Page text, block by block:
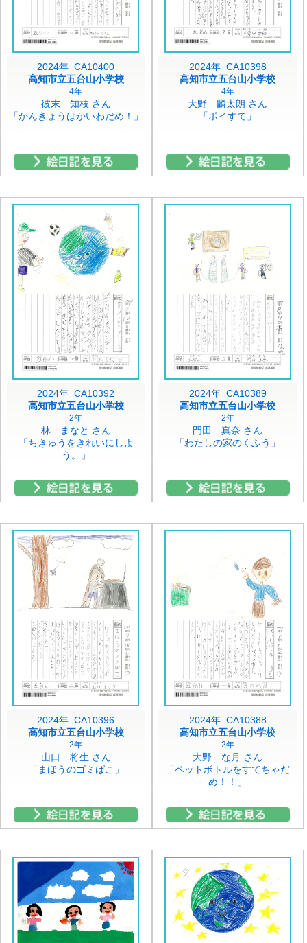
2024年 CA10400
高知市立五台山小学校
4年
彼末 知枝 さん
「かんきょうはかいわだめ！」
2024年 CA10398
高知市立五台山小学校
4年
大野 麟太朗 さん
「ポイすて」
2024年 CA10392
高知市立五台山小学校
2年
林 まなと さん
「ちきゅうをきれいにしよ
う。」
2024年 CA10389
高知市立五台山小学校
2年
門田 真奈 さん
「わたしの家のくふう」
2024年 CA10396
高知市立五台山小学校
2年
山口 将生 さん
「まほうのゴミばこ」
2024年 CA10388
高知市立五台山小学校
2年
大野 な月 さん
「ペットボトルをすてちゃだ
め！！」